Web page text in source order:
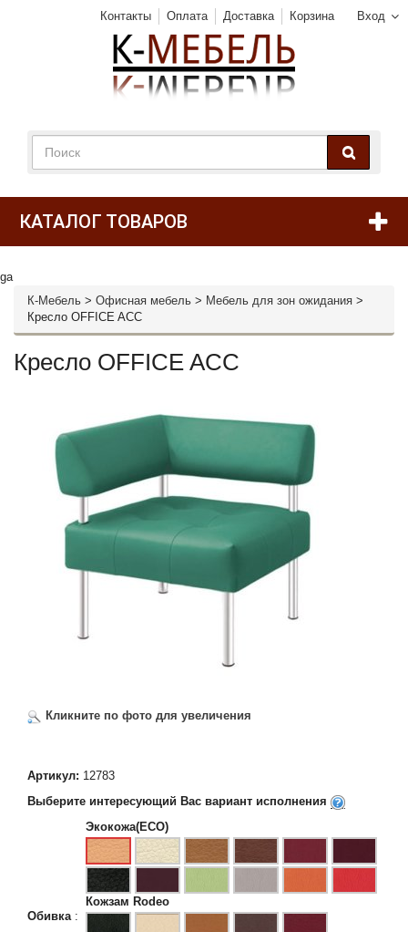
Вход
Контакты Оплата Доставка Корзина
КАТАЛОГ ТОВАРОВ
ga
К-Мебель > Офисная мебель > Мебель для зон ожидания >
Кресло OFFICE ACC
Кресло OFFICE ACC
Кликните по фото для увеличения
Артикул: 12783
Выберите интересующий Вас вариант исполнения
Обивка:
Экокожа(ECO)
Кожзам Rodeo